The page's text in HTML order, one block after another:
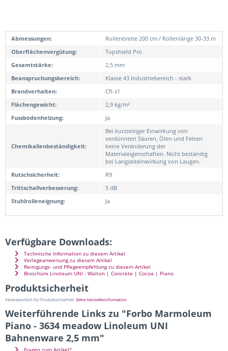
Abmessungen:
Rollenbreite 200 cm / Rollenlänge 30-33 m
Oberflächenvergütung:
Topshield Pro
Gesamtstärke:
2,5 mm
Beanspruchungsbereich:
Klasse 43 Industriebereich - stark
Brandverhalten:
Cfl-s1
Flächengewicht:
2,9 kg/m²
Fussbodenheizung:
Ja
Chemikalienbeständigkeit:
Bei kurzzeitiger Einwirkung von
verdünnten Säuren, Ölen und Fetten
keine Veränderung der
Materialeigenschaften. Nicht beständig
bei Langzeiteinwirkung von Laugen.
Rutschsicherheit:
R9
Trittschallverbesserung:
5 dB
Stuhlrolleneignung:
Ja
Verfügbare Downloads:
Technische Information zu diesem Artikel
Verlegeanweisung zu diesem Artikel
Reinigungs- und Pflegeempfehlung zu diesem Artikel
Broschüre Linoleum UNI - Walton | Concrete | Cocoa | Piano
Produktsicherheit
Verantwortlich für Produktsicherheit:Siehe Herstellerinformation
Weiterführende Links zu "Forbo Marmoleum
Piano - 3634 meadow Linoleum UNI
Bahnenware 2,5 mm"
Fragen zum Artikel?